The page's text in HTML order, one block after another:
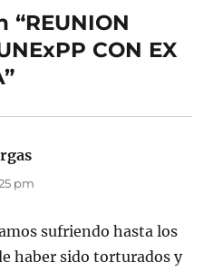
CON EX
pm
sufriendo hasta los
haber sido torturados y